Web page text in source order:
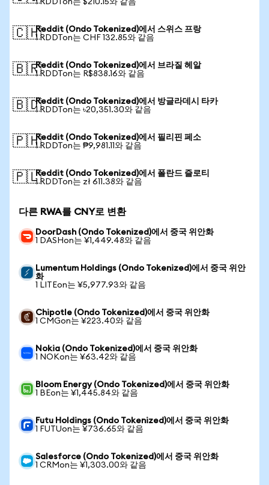
1 RDDTon는 $210.15와 같음
🇨🇭Reddit (Ondo Tokenized)에서 스위스 프랑
1 RDDTon는 CHF 132.85와 같음
🇧🇷Reddit (Ondo Tokenized)에서 브라질 헤알
1 RDDTon는 R$838.16와 같음
🇧🇩Reddit (Ondo Tokenized)에서 방글라데시 타카
1 RDDTon는 ৳20,351.30와 같음
🇵🇭Reddit (Ondo Tokenized)에서 필리핀 페소
1 RDDTon는 ₱9,981.11와 같음
🇵🇱Reddit (Ondo Tokenized)에서 폴란드 즐로티
1 RDDTon는 zł 611.38와 같음
다른 RWA를 CNY로 변환
DoorDash (Ondo Tokenized)에서 중국 위안화
1 DASHon는 ¥1,449.48와 같음
Lumentum Holdings (Ondo Tokenized)에서 중국 위안
화
1 LITEon는 ¥5,977.93와 같음
Chipotle (Ondo Tokenized)에서 중국 위안화
1 CMGon는 ¥223.40와 같음
Nokia (Ondo Tokenized)에서 중국 위안화
1 NOKon는 ¥63.42와 같음
Bloom Energy (Ondo Tokenized)에서 중국 위안화
1 BEon는 ¥1,445.84와 같음
Futu Holdings (Ondo Tokenized)에서 중국 위안화
1 FUTUon는 ¥736.65와 같음
Salesforce (Ondo Tokenized)에서 중국 위안화
1 CRMon는 ¥1,303.00와 같음